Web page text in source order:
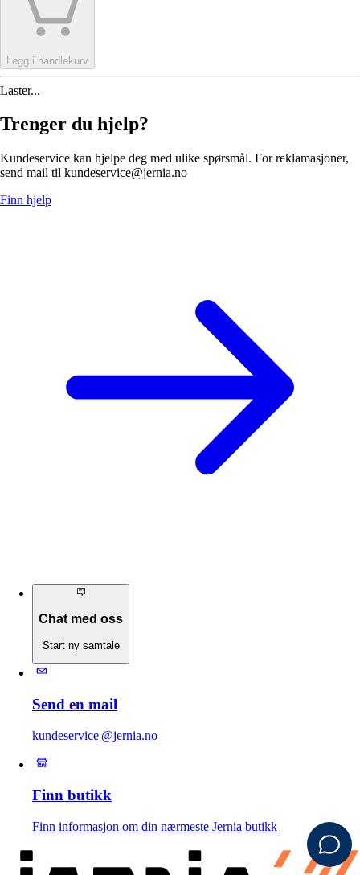
Legg i handlekurv
Laster...
Trenger du hjelp?
Kundeservice kan hjelpe deg med ulike spørsmål. For reklamasjoner,
send mail til kundeservice@jernia.no
Finn hjelp
Chat med oss
Start ny samtale
Send en mail
kundeservice @jernia.no
Finn butikk
Finn informasjon om din nærmeste Jernia butikk